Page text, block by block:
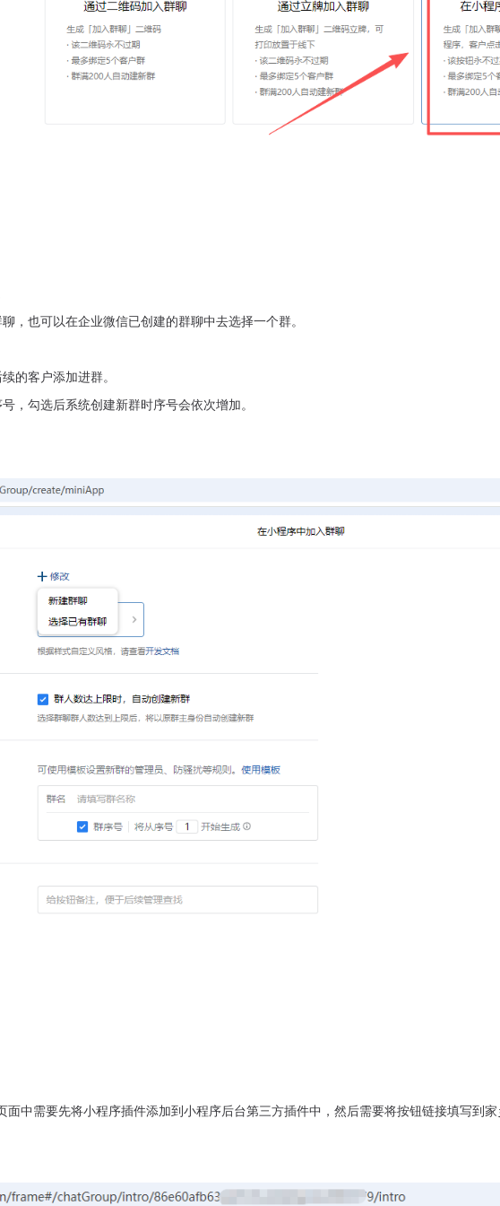
，也可以在企业微信已创建的群聊中去选择一个群。
的客户添加进群。
，勾选后系统创建新群时序号会依次增加。
中需要先将小程序插件添加到小程序后台第三方插件中，然后需要将按钮链接填写到